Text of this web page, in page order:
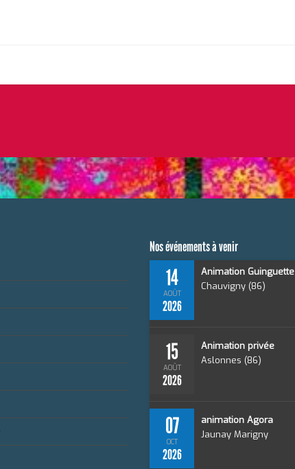
Nos événements à venir
14
AOÛT
2026
Animation Guinguette
Chauvigny (86)
15
AOÛT
2026
Animation privée
Aslonnes (86)
07
OCT
2026
animation Agora
Jaunay Marigny